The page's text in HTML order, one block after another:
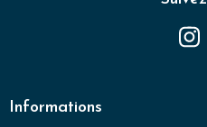
Informations